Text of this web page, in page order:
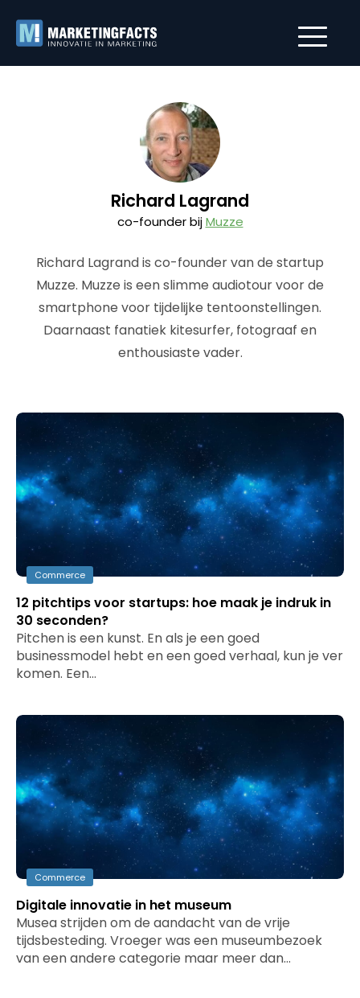
Richard Lagrand
co-founder bijMuzze
Richard Lagrand is co-founder van de startup
Muzze. Muzze is een slimme audiotour voor de
smartphone voor tijdelijke tentoonstellingen.
Daarnaast fanatiek kitesurfer, fotograaf en
enthousiaste vader.
Commerce
12 pitchtips voor startups: hoe maak je indruk in
30 seconden?
Pitchen is een kunst. En als je een goed
businessmodel hebt en een goed verhaal, kun je ver
komen. Een…
Commerce
Digitale innovatie in het museum
Musea strijden om de aandacht van de vrije
tijdsbesteding. Vroeger was een museumbezoek
van een andere categorie maar meer dan…